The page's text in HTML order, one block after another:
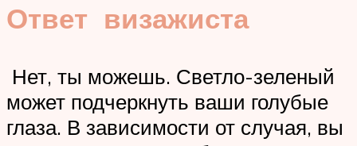
Ответ визажиста
Нет, ты можешь. Светло-зеленый
может подчеркнуть ваши голубые
глаза. В зависимости от случая, вы